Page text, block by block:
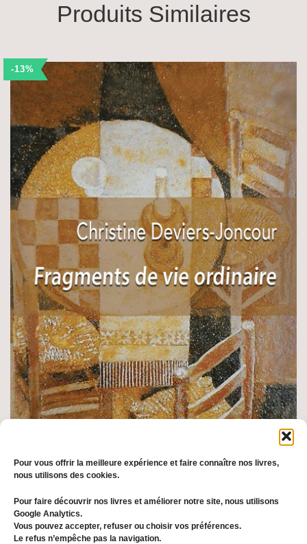
Pour vous offrir la meilleure expérience et faire connaître nos livres,
nous utilisons des cookies.
Pour faire découvrir nos livres et améliorer notre site, nous utilisons
Google Analytics.
Vous pouvez accepter, refuser ou choisir vos préférences.
Le refus n’empêche pas la navigation.
Produits Similaires
-13%
Fragments de vie ordinaire
prix
13,00 €